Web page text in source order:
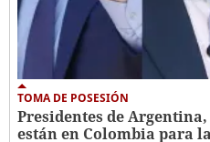
TOMA DE POSESIÓN
Presidentes de
están en Colombia para